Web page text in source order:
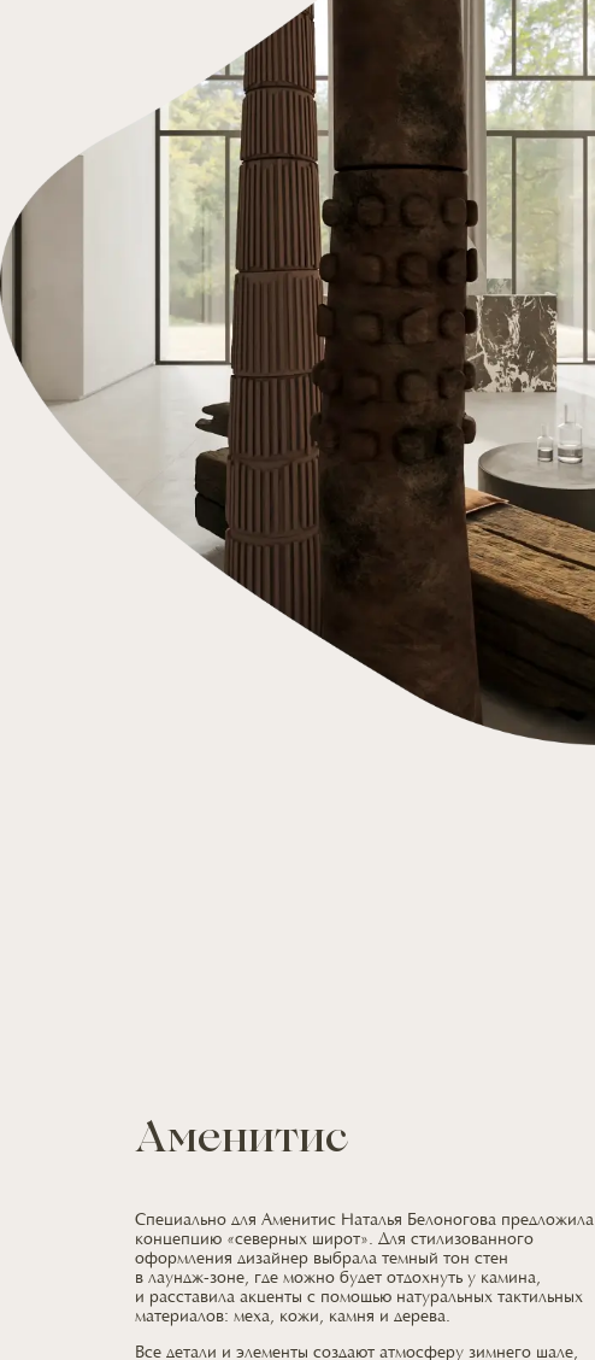
Аменитис
Специально для АменитисНаталья Белоногова предложила
концепцию «северных широт». Для стилизованного
оформления дизайнер выбрала темный тон стен
в лаундж-зоне, где можнобудет отдохнуть у камина,
и расставилаакценты с помощьюнатуральных тактильных
материалов: меха, кожи, камня и дерева.
Все детали и элементы создают атмосферу зимнего шале,